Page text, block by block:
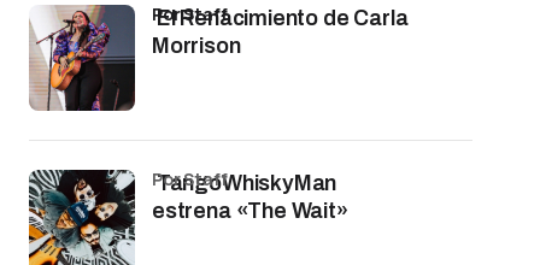
El Renacimiento de Carla
Morrison
por Staff
TangoWhiskyMan
estrena «The Wait»
por Staff